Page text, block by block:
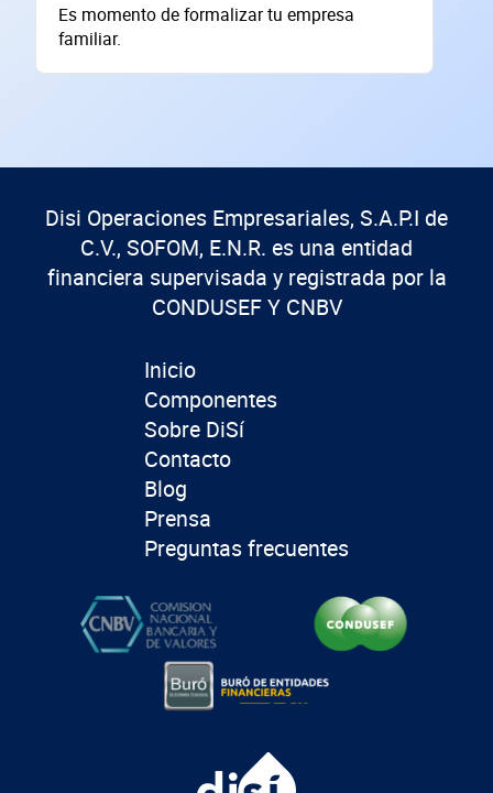
Es momento de formalizar tu empresa
familiar.
Inicio
Componentes
Sobre DiSí
Contacto
Blog
Prensa
Preguntas frecuentes
Disi Operaciones Empresariales, S.A.P.I de
C.V., SOFOM, E.N.R. es una entidad
financiera supervisada y registrada por la
CONDUSEF Y CNBV